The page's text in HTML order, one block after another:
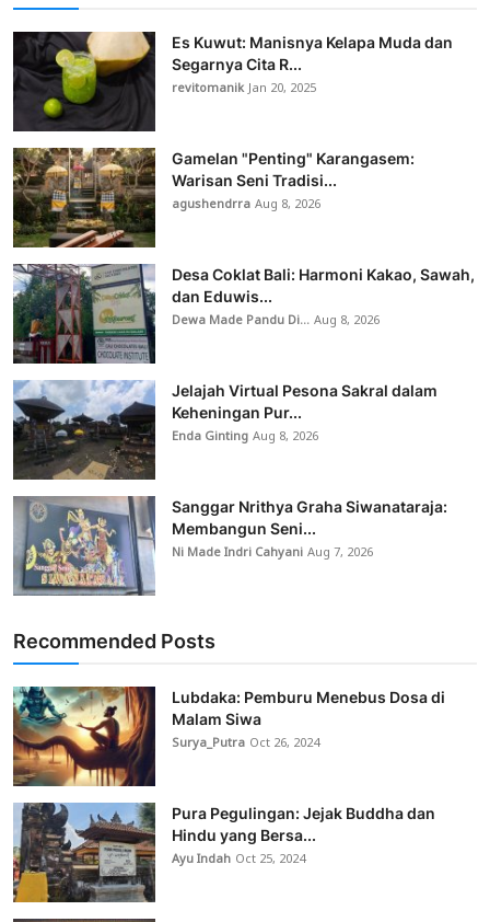
Es Kuwut: Manisnya Kelapa Muda dan
Segarnya Cita R...
revitomanikJan 20, 2025
Gamelan "Penting" Karangasem:
Warisan Seni Tradisi...
agushendrraAug 8, 2026
Desa Coklat Bali: Harmoni Kakao, Sawah,
dan Eduwis...
Dewa Made Pandu Di...Aug 8, 2026
Jelajah Virtual Pesona Sakral dalam
Keheningan Pur...
Enda GintingAug 8, 2026
Sanggar Nrithya Graha Siwanataraja:
Membangun Seni...
Ni Made Indri CahyaniAug 7, 2026
Recommended Posts
Lubdaka: Pemburu Menebus Dosa di
Malam Siwa
Surya_Putra Oct 26, 2024
Pura Pegulingan: Jejak Buddha dan
Hindu yang Bersa...
Ayu Indah Oct 25, 2024